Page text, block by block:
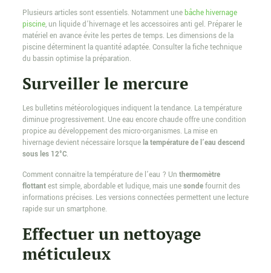
Plusieurs articles sont essentiels. Notamment unebâche hivernage
piscine, un liquide d’hivernage et les accessoires anti gel. Préparer le
matériel en avance évite les pertes de temps. Les dimensions de la
piscine déterminent la quantité adaptée. Consulter la fiche technique
du bassin optimise la préparation.
Surveiller le mercure
Les bulletins météorologiques indiquent la tendance. La température
diminue progressivement. Une eau encore chaude offre une condition
propice au développement des micro-organismes. La mise en
hivernage devient nécessaire lorsquela température de l’eau descend
sous les 12°C.
Comment connaitre la température de l’eau ? Un thermomètre
flottantest simple, abordable et ludique, mais unesondefournit des
informations précises. Les versions connectées permettent une lecture
rapide sur un smartphone.
Effectuer un nettoyage
méticuleux